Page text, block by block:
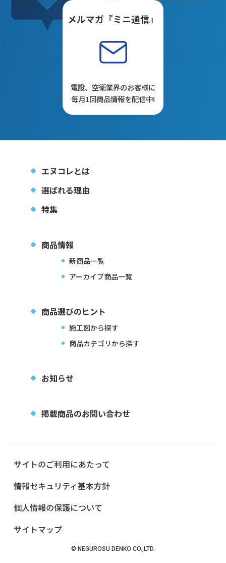
メルマガ『ミニ通信』
電設、空衛業界のお客様に
毎月1回商品情報を配信中!
エヌコレとは
選ばれる理由
特集
商品情報
新商品一覧
アーカイブ商品一覧
商品選びのヒント
施工図から探す
商品カテゴリから探す
お知らせ
掲載商品のお問い合わせ
サイトのご利用にあたって
情報セキュリティ基本方針
個人情報の保護について
サイトマップ
© NEGUROSU DENKO CO.,LTD.